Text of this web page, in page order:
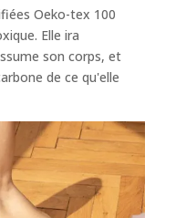
Oeko-tex 100
Elle ira
son corps, et
de ce qu'elle